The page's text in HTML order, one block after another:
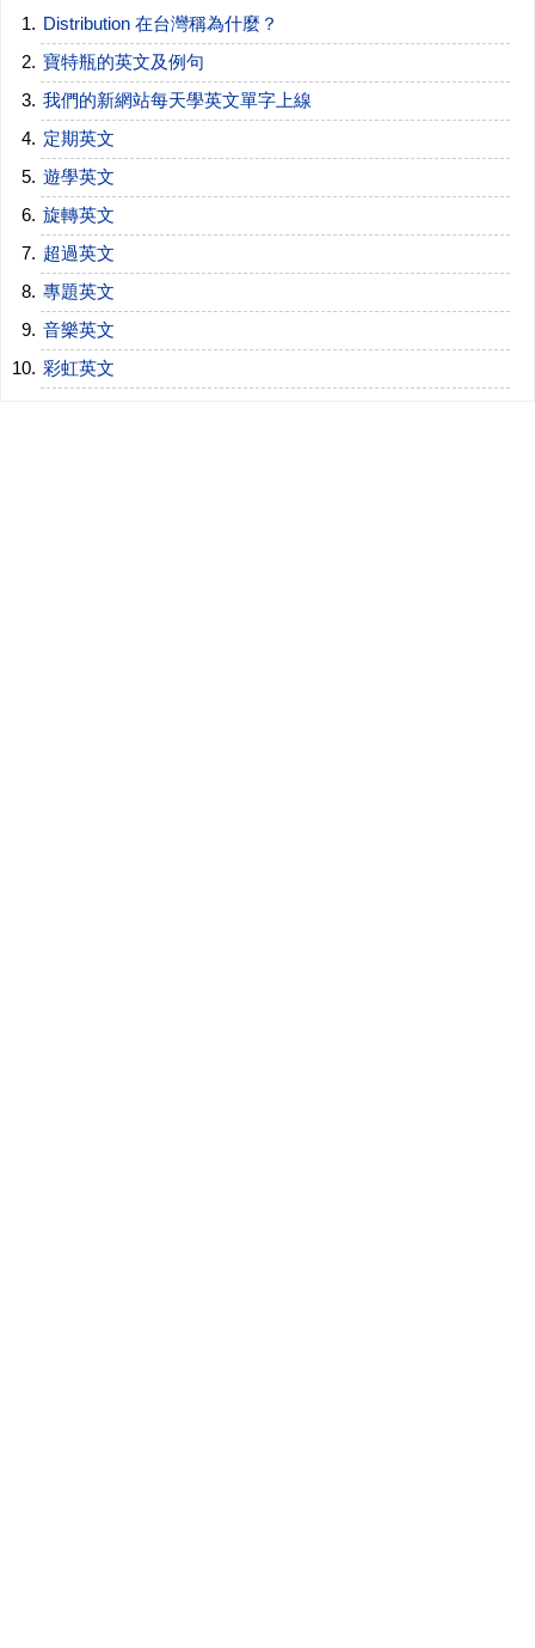
Distribution 在台灣稱為什麼？
寶特瓶的英文及例句
我們的新網站每天學英文單字上線
定期英文
遊學英文
旋轉英文
超過英文
專題英文
音樂英文
彩虹英文